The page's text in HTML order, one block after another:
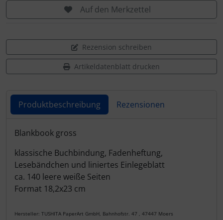
Auf den Merkzettel
Rezension schreiben
Artikeldatenblatt drucken
Produktbeschreibung Rezensionen
Produktbeschreibung
Blankbook gross
klassische Buchbindung, Fadenheftung,
Lesebändchen und liniertes Einlegeblatt
ca. 140 leere weiße Seiten
Format 18,2x23 cm
Hersteller: TUSHITA PaperArt GmbH, Bahnhofstr. 47 , 47447 Moers